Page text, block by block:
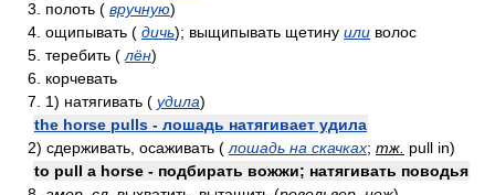
3. полоть ( вручную)
4. ощипывать ( дичь); выщипывать щетину или волос
5. теребить ( лён)
6. корчевать
7. 1) натягивать ( удила)
the horse pulls - лошадь натягивает удила
2) сдерживать, осаживать ( лошадь на скачках; тж. pull in)
to pull a horse - подбирать вожжи; натягивать поводья